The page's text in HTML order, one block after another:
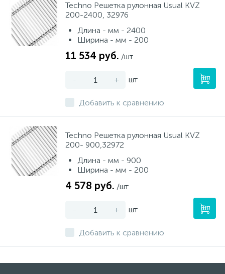
Techno Решетка рулонная Usual KVZ
200-2400, 32976
Длина - мм - 2400
Ширина - мм - 200
11 534 руб. /шт
- + шт
Добавить к сравнению
Techno Решетка рулонная Usual KVZ
200- 900,32972
Длина - мм - 900
Ширина - мм - 200
4 578 руб. /шт
- + шт
Добавить к сравнению